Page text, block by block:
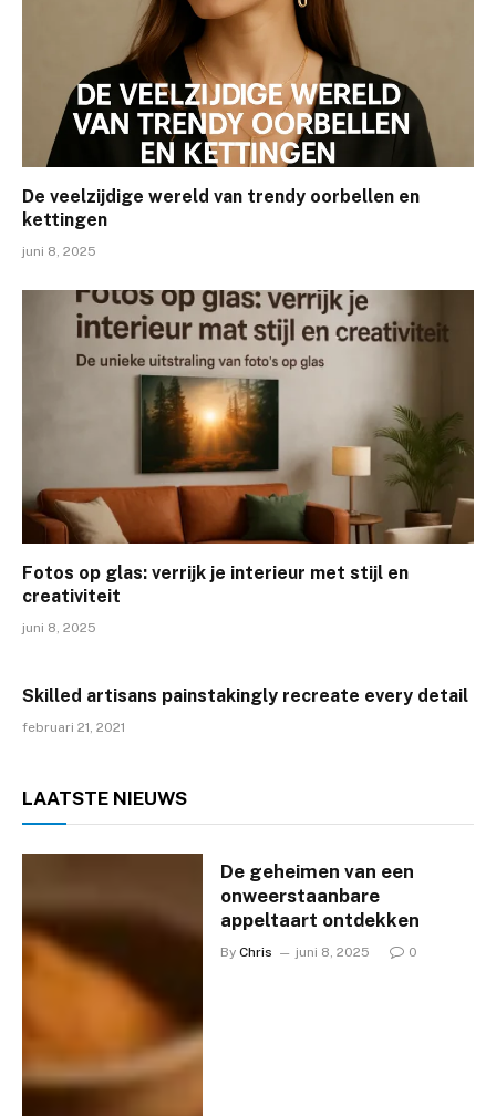
De veelzijdige wereld van trendy oorbellen en
kettingen
juni 8, 2025
Fotos op glas: verrijk je interieur met stijl en
creativiteit
juni 8, 2025
Skilled artisans painstakingly recreate every detail
februari 21, 2021
LAATSTE NIEUWS
De geheimen van een
onweerstaanbare
appeltaart ontdekken
By Chris juni 8, 2025 0